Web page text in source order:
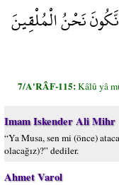
نَحْنُ الْمُلْقِينَ
7/A'RÂF-115:Kâlû yâ
Imam Iskender Ali Mihr
“Ya Musa, sen mi (önce)
olacağız)?” dediler.
Ahmet Varol